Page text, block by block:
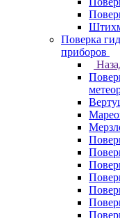
Поверка
приборов